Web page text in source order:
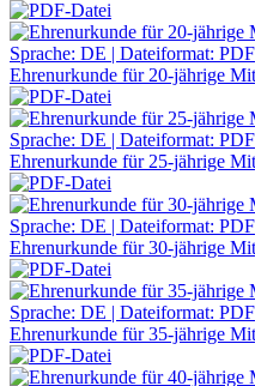
Sprache: DE | Dateiformat: PDF
Ehrenurkunde für 20-jährige
Sprache: DE | Dateiformat: PDF
Ehrenurkunde für 25-jährige
Sprache: DE | Dateiformat: PDF
Ehrenurkunde für 30-jährige
Sprache: DE | Dateiformat: PDF
Ehrenurkunde für 35-jährige